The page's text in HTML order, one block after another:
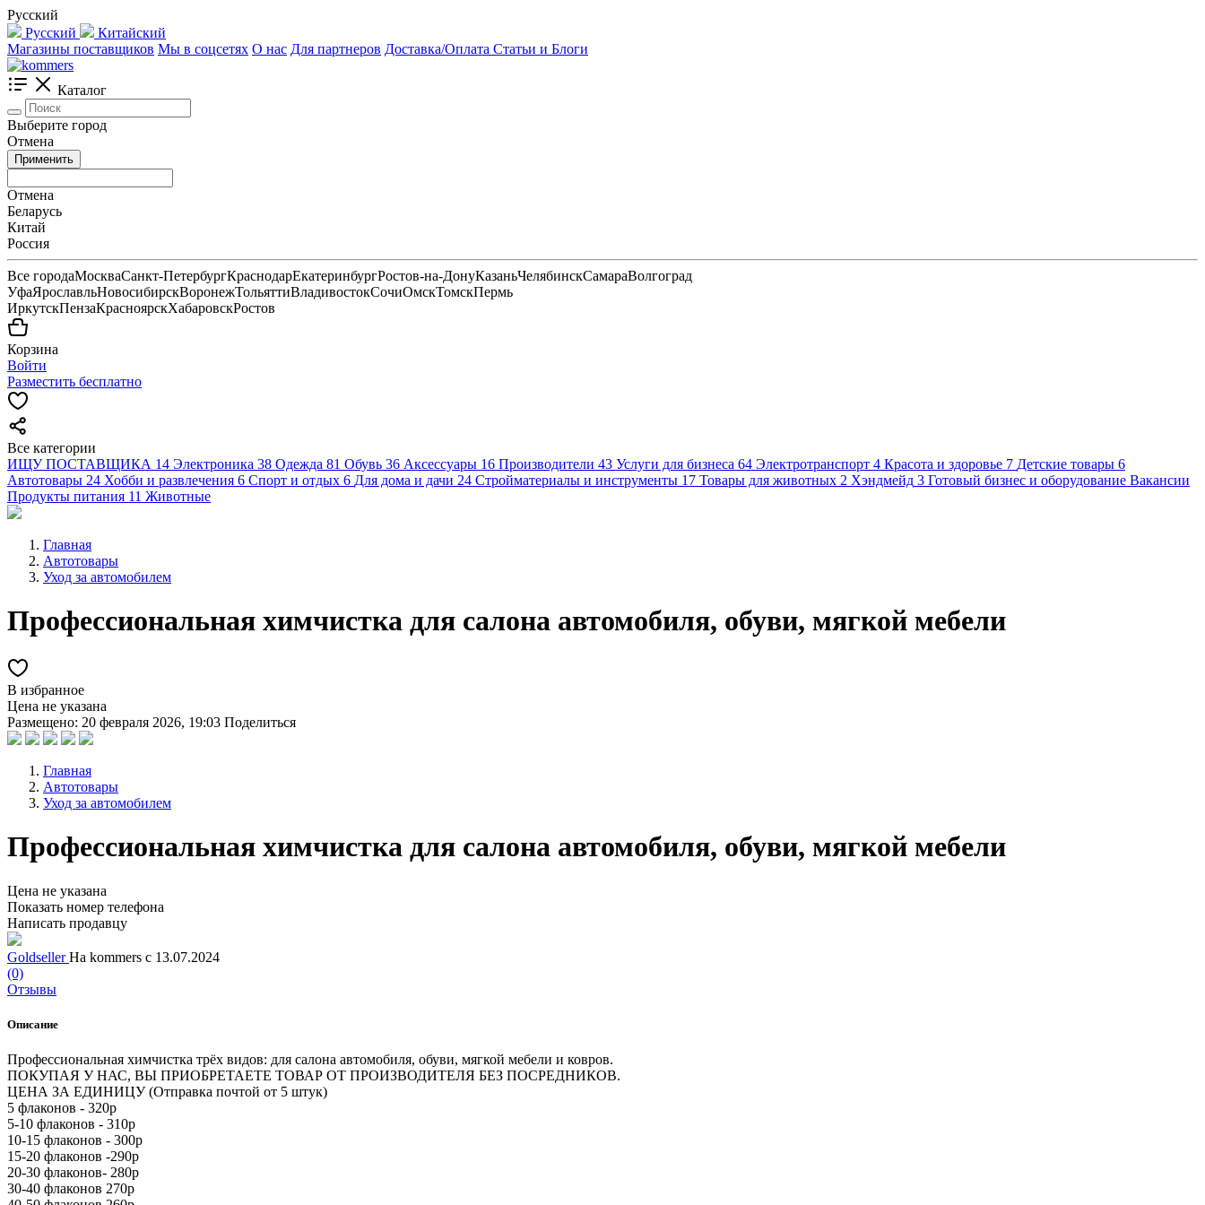
Русский
Русский
Китайский
Магазины поставщиков Мы в соцсетях О нас Для партнеров Доставка/Оплата Статьи и Блоги
Каталог
Выберите город
Отмена
Применить
Отмена
Беларусь
Китай
Россия
Все городаМоскваСанкт-ПетербургКраснодарЕкатеринбургРостов-на-ДонуКазаньЧелябинскСамараВолгоград
УфаЯрославльНовосибирскВоронежТольяттиВладивостокСочиОмскТомскПермь
ИркутскПензаКрасноярскХабаровскРостов
Корзина
Войти
Разместить бесплатно
Все категории
ИЩУ ПОСТАВЩИКА 14 Электроника 38 Одежда 81 Обувь 36 Аксессуары 16 Производители 43 Услуги для бизнеса 64 Электротранспорт 4 Красота и здоровье 7 Детские товары 6
Автотовары 24 Хобби и развлечения 6 Спорт и отдых 6 Для дома и дачи 24 Стройматериалы и инструменты 17 Товары для животных 2 Хэндмейд 3 Готовый бизнес и оборудование Вакансии
Продукты питания 11 Животные
Главная
Автотовары
Уход за автомобилем
Профессиональная химчистка для салона автомобиля, обуви, мягкой мебели
В избранное
Цена не указана
Размещено: 20 февраля 2026, 19:03 Поделиться
Главная
Автотовары
Уход за автомобилем
Профессиональная химчистка для салона автомобиля, обуви, мягкой мебели
Цена не указана
Показать номер телефона
Написать продавцу
GoldsellerНа kommers с 13.07.2024
(0)
Отзывы
Описание
Профессиональная химчистка трёх видов: для салона автомобиля, обуви, мягкой мебели и ковров.
ПОКУПАЯ У НАС, ВЫ ПРИОБРЕТАЕТЕ ТОВАР ОТ ПРОИЗВОДИТЕЛЯ БЕЗ ПОСРЕДНИКОВ.
ЦЕНА ЗА ЕДИНИЦУ (Отправка почтой от 5 штук)
5 флаконов - 320р
5-10 флаконов - 310р
10-15 флаконов - 300р
15-20 флаконов -290р
20-30 флаконов- 280р
30-40 флаконов 270р